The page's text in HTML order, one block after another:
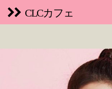
CLCカフェ